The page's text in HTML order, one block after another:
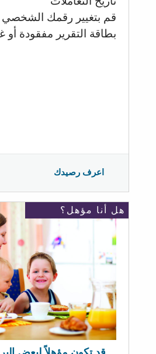
قم بتغيير رقمك الشخصي PIN
بطاقة التقرير مفقودة أو
اعرف رصيدك
هل أنا مؤهل؟